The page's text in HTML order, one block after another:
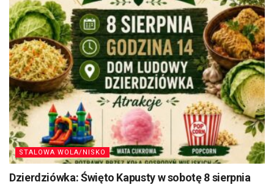
STALOWA WOLA/NISKO
Dzierdziówka: Święto Kapusty w sobotę 8 sierpnia